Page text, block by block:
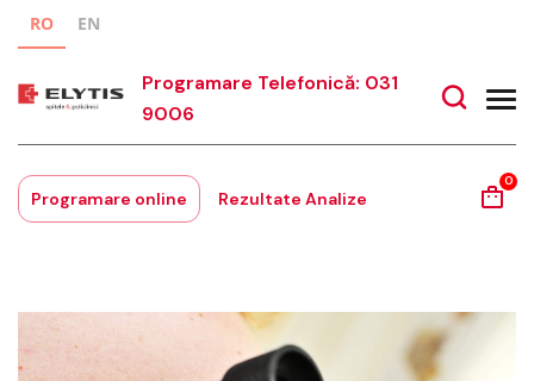
RO EN
Programare Telefonică: 031
9006
Programare online Rezultate Analize
0